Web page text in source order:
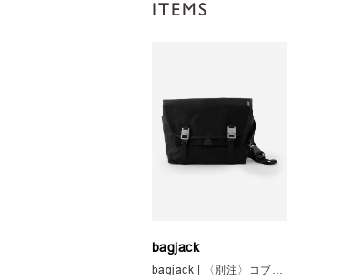
ITEMS
bagjack
bagjack | 〈別注〉コブラバックル メッセンジャーバッグ POGO